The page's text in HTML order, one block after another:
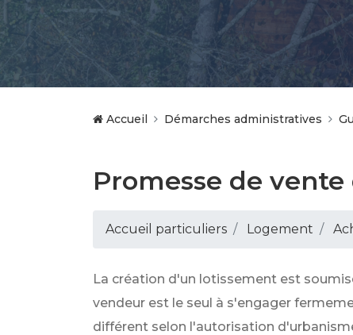
Accueil Démarches administratives
Promesse de
Accueil particuliers Logement
La création d'un lotissement est
vendeur est le seul à s'engager
différent selon l'autorisation